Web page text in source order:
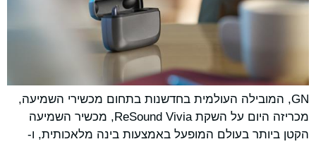
GN, המובילה העולמית בחדשנות בתחום מכשירי השמיעה,
מכריזה היום על השקת ReSound Vivia, מכשיר השמיעה
הקטן ביותר בעולם המופעל באמצעות בינה מלאכותית, ו-